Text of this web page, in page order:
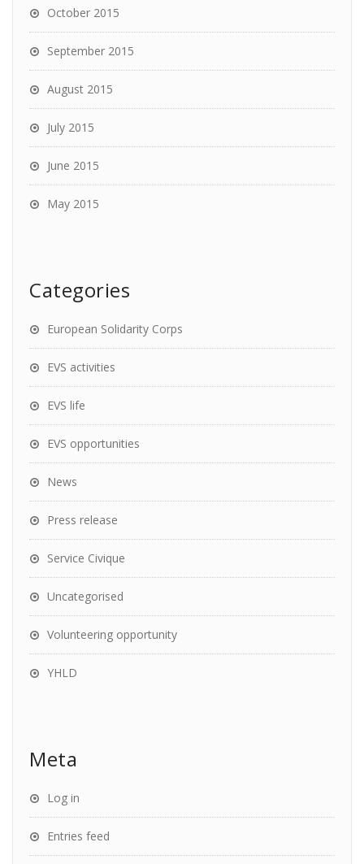
October 2015
September 2015
August 2015
July 2015
June 2015
May 2015
Categories
European Solidarity Corps
EVS activities
EVS life
EVS opportunities
News
Press release
Service Civique
Uncategorised
Volunteering opportunity
YHLD
Meta
Log in
Entries feed